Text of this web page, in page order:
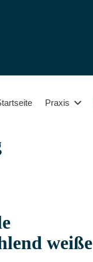
Praxis
weiße